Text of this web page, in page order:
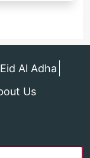
Eid Al Adha
Us